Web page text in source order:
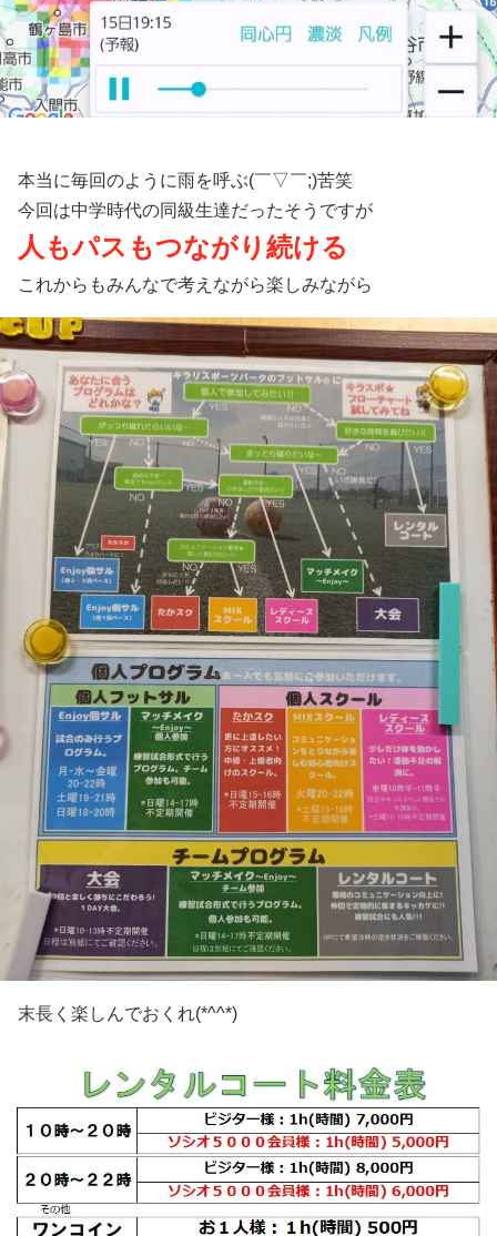
本当に毎回のように雨を呼ぶ(￣▽￣;)苦笑
今回は中学時代の同級生達だったそうですが
人もパスもつながり続ける
これからもみんなで考えながら楽しみながら
末長く楽しんでおくれ(*^^*)